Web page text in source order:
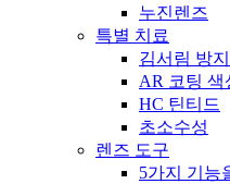
누진렌즈
특별 치료
김서림 방
AR 코팅 색
HC 틴티드
초소수성
렌즈 도구
5가지 기능